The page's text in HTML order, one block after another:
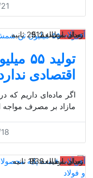
آهن‌آلات
زمان مطالعه: 25 ثانیه
تعداد بازدید: 912
اقتصادی
اگر ماده‌ای داریم که
مازاد بر مصرف
آهن‌آلات
زمان مطالعه: 15 ثانیه
تعداد بازدید: 938